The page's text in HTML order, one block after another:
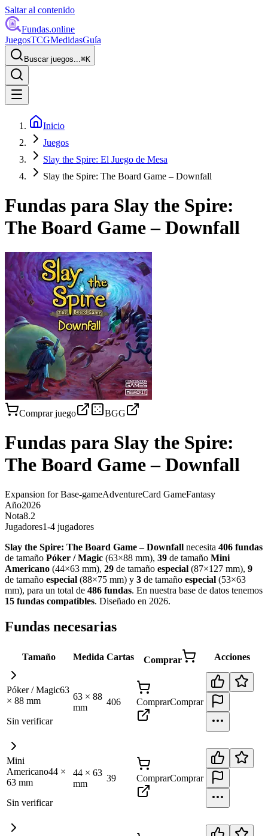
Saltar al contenido
Fundas.online
JuegosTCGMedidasGuía
Buscar juegos...⌘K
Inicio
Juegos
Slay the Spire: El Juego de Mesa
Slay the Spire: The Board Game – Downfall
Fundas para Slay the Spire:
The Board Game – Downfall
Comprar juego BGG
Fundas para Slay the Spire:
The Board Game – Downfall
Expansion for Base-gameAdventureCard GameFantasy
Año2026
Nota8.2
Jugadores1-4 jugadores
Slay the Spire: The Board Game – Downfall necesita 406 fundas
de tamaño Póker / Magic (63×88 mm), 39 de tamaño Mini
Americano (44×63 mm), 29 de tamaño especial (87×127 mm), 9
de tamaño especial (88×75 mm) y 3 de tamaño especial (53×63
mm), para un total de 486 fundas. En nuestra base de datos tenemos
15 fundas compatibles. Diseñado en 2026.
Fundas necesarias
Tamaño Medida Cartas Comprar Acciones
Póker / Magic63
× 88 mm
Sin verificar
63 × 88
mm
406 ComprarComprar
Mini
Americano44 ×
63 mm
Sin verificar
44 × 63
mm
39 ComprarComprar